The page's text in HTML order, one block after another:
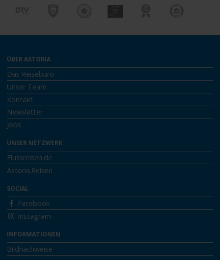
ÜBER ASTORIA
Das Reisebüro
Unser Team
Kontakt
Newsletter
Jobs
UNSER NETZWERK
Flussreisen.de
Astoria.Reisen
SOCIAL
Facebook
Instagram
INFORMATIONEN
Bildnachweise